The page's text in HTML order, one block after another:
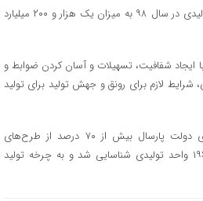
زارع افزود: یک هزار و ۵۸۷ واحد تولیدی در سال ۹۸ به میزان یک هزار و ۲۰۰ میلیارد
شفافیت، تسهیلات و آسان کردن ضوابط و
لازم برای رونق و جهش تولید برای تولید
استاندار گیلان افزود: با حمایت‌های دولت پارسال بیش از ۷۰ درصد از طرح‌های
تولیدی نیمه تمام پایان یافت و ۱۹۶ واحد تولیدی شناسایی شد و به چرخه تولید